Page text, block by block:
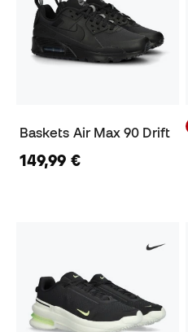
Baskets Air Max 90 Drift
149,99 €